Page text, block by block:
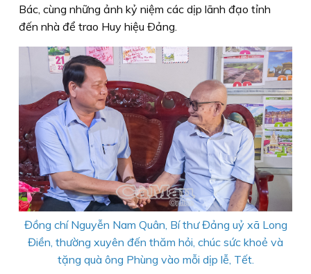
Bác, cùng những ảnh kỷ niệm các dịp lãnh đạo tỉnh
đến nhà để trao Huy hiệu Ðảng.
Đồng chí Nguyễn Nam Quân, Bí thư Đảng uỷ xã Long
Điền, thường xuyên đến thăm hỏi, chúc sức khoẻ và
tặng quà ông Phùng vào mỗi dịp lễ, Tết.